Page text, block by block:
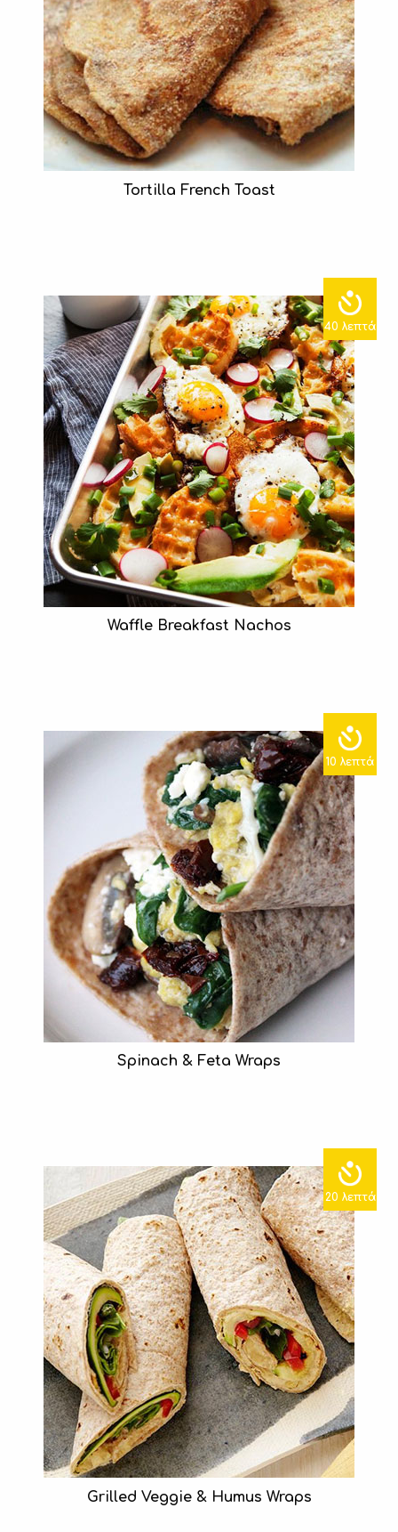
Tortilla French Toast
40 λεπτά
Waffle Breakfast Nachos
10 λεπτά
Spinach & Feta Wraps
20 λεπτά
Grilled Veggie & Humus Wraps